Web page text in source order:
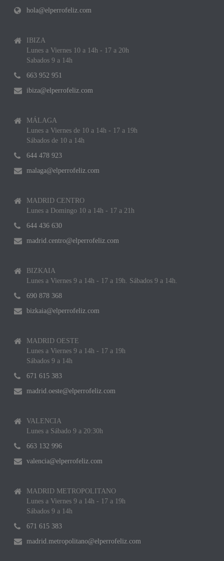
hola@elperrofeliz.com
IBIZA
Lunes a Viernes 10 a 14h - 17 a 20h
Sabados 9 a 14h
663 952 951
ibiza@elperrofeliz.com
MÁLAGA
Lunes a Viernes de 10 a 14h - 17 a 19h
Sábados de 10 a 14h
644 478 923
malaga@elperrofeliz.com
MADRID CENTRO
Lunes a Domingo 10 a 14h - 17 a 21h
644 436 630
madrid.centro@elperrofeliz.com
BIZKAIA
Lunes a Viernes 9 a 14h - 17 a 19h. Sábados 9 a 14h.
690 878 368
bizkaia@elperrofeliz.com
MADRID OESTE
Lunes a Viernes 9 a 14h - 17 a 19h
Sábados 9 a 14h
671 615 383
madrid.oeste@elperrofeliz.com
VALENCIA
Lunes a Sábado 9 a 20:30h
663 132 996
valencia@elperrofeliz.com
MADRID METROPOLITANO
Lunes a Viernes 9 a 14h - 17 a 19h
Sábados 9 a 14h
671 615 383
madrid.metropolitano@elperrofeliz.com